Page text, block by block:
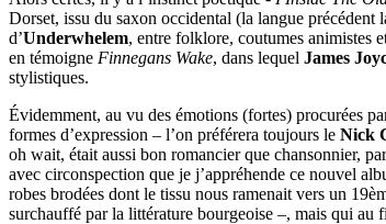
Dorset, issu du saxon occidental (la langue
d’Underwhelem, entre folklore, coutumes animistes
en témoigne Finnegans Wake, dans lequel James
stylistiques.
Évidemment, au vu des émotions (fortes) procurées
formes d’expression – l’on préférera toujours le Nick
oh wait, était aussi bon romancier que chansonnier,
avec circonspection que je j’appréhende ce nouvel
robes brodées dont le tissu nous ramenait vers un
surchauffé par la littérature bourgeoise –, mais qui au